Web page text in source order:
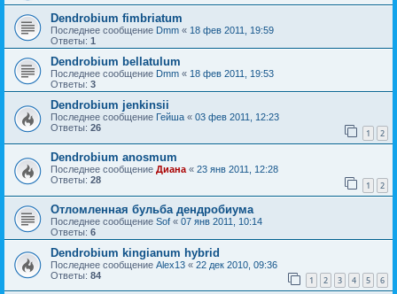
Dendrobium fimbriatum
Последнее сообщение Dmm « 18 фев 2011, 19:59
Ответы: 1
Dendrobium bellatulum
Последнее сообщение Dmm « 18 фев 2011, 19:53
Ответы: 3
Dendrobium jenkinsii
Последнее сообщение Гейша « 03 фев 2011, 12:23
Ответы: 26 1 2
Dendrobium anosmum
Последнее сообщение Диана « 23 янв 2011, 12:28
Ответы: 28 1 2
Отломленная бульба дендробиума
Последнее сообщение Sof « 07 янв 2011, 10:14
Ответы: 6
Dendrobium kingianum hybrid
Последнее сообщение Alex13 « 22 дек 2010, 09:36
Ответы: 84 1 2 3 4 5 6